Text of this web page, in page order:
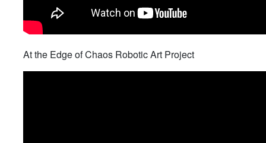
At the Edge of Chaos Robotic Art Project